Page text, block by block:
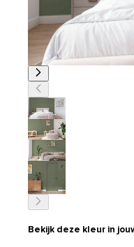
Bekijk deze kleur in